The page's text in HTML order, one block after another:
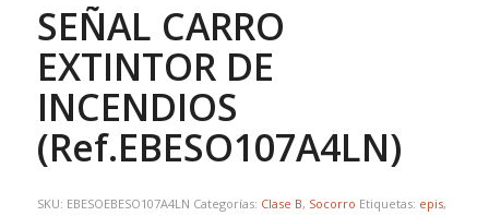
SEÑAL CARRO
EXTINTOR DE
INCENDIOS
(Ref.EBESO107A4LN)
SKU: EBESOEBESO107A4LN Categorías: Clase B, Socorro Etiquetas: epis,